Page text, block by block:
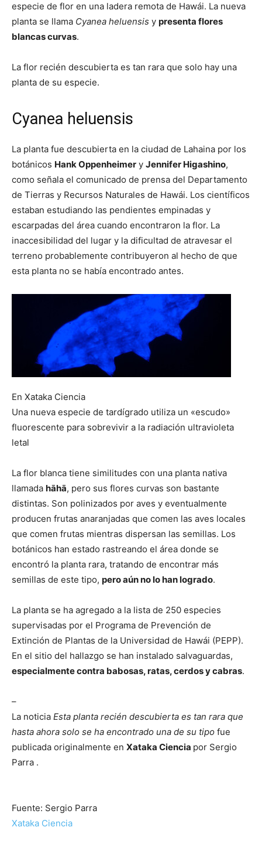
especie de flor en una ladera remota de Hawái. La nueva
planta se llama Cyanea heluensis y presenta flores
blancas curvas.
La flor recién descubierta es tan rara que solo hay una
planta de su especie.
Cyanea heluensis
La planta fue descubierta en la ciudad de Lahaina por los
botánicos Hank Oppenheimer y Jennifer Higashino,
como señala el comunicado de prensa del Departamento
de Tierras y Recursos Naturales de Hawái. Los científicos
estaban estudiando las pendientes empinadas y
escarpadas del área cuando encontraron la flor. La
inaccesibilidad del lugar y la dificultad de atravesar el
terreno probablemente contribuyeron al hecho de que
esta planta no se había encontrado antes.
En Xataka Ciencia
Una nueva especie de tardígrado utiliza un «escudo»
fluorescente para sobrevivir a la radiación ultravioleta
letal
La flor blanca tiene similitudes con una planta nativa
llamada hāhā, pero sus flores curvas son bastante
distintas. Son polinizados por aves y eventualmente
producen frutas anaranjadas que comen las aves locales
que comen frutas mientras dispersan las semillas. Los
botánicos han estado rastreando el área donde se
encontró la planta rara, tratando de encontrar más
semillas de este tipo, pero aún no lo han logrado.
La planta se ha agregado a la lista de 250 especies
supervisadas por el Programa de Prevención de
Extinción de Plantas de la Universidad de Hawái (PEPP).
En el sitio del hallazgo se han instalado salvaguardas,
especialmente contra babosas, ratas, cerdos y cabras.
–
La noticia Esta planta recién descubierta es tan rara que
hasta ahora solo se ha encontrado una de su tipo fue
publicada originalmente en Xataka Ciencia por Sergio
Parra .
Fuente: Sergio Parra
Xataka Ciencia